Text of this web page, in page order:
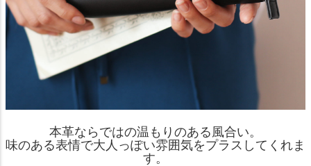
本革ならではの温もりのある風合い。
味のある表情で大人っぽい雰囲気をプラスしてくれま
す。